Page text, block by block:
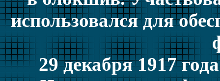
использовался для
29 декабря 1917